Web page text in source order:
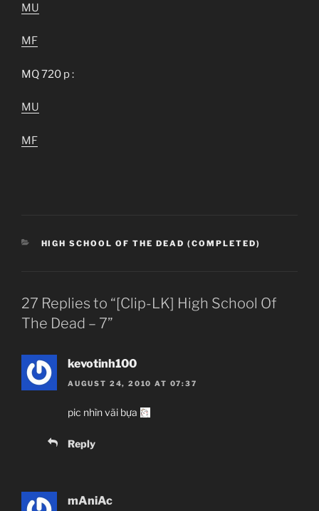
MU
MF
MQ 720 p :
MU
MF
CATEGORIES
HIGH SCHOOL OF THE DEAD (COMPLETED)
27 Replies to “[Clip-LK] High School Of
The Dead – 7”
kevotinh100
AUGUST 24, 2010 AT 07:37
pic nhìn vãi bựa
Reply
mAniAc